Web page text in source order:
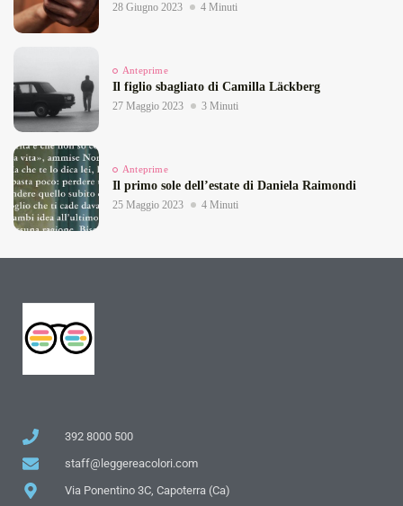
28 Giugno 2023 4 Minuti
Anteprime
Il figlio sbagliato di Camilla Läckberg
27 Maggio 2023 3 Minuti
Anteprime
Il primo sole dell’estate di Daniela Raimondi
25 Maggio 2023 4 Minuti
392 8000 500
staff@leggereacolori.com
Via Ponentino 3C, Capoterra (Ca)